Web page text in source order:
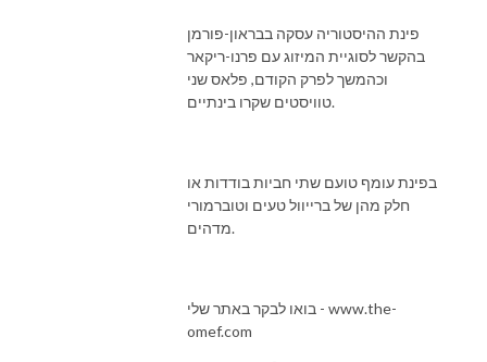
פינת ההיסטוריה עסקה בבראון-פורמן
בהקשר לסוגיית המיזוג עם פרנו-ריקאר
וכהמשך לפרק הקודם, פלאס שני
טוויסטים שקרו בינתיים.
בפינת עומף טועם שתי חביות בודדות או
חלק מהן של ברייוול טעים וטוברמורי
מדהים.
בואו לבקר באתר שלי - www.the-
omef.com